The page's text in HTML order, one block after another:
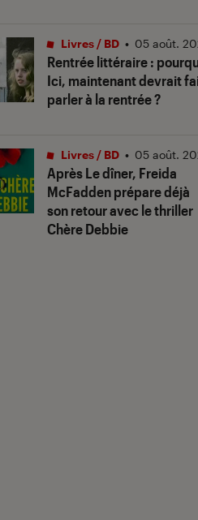
Rentrée littéraire :
Ici, maintenant devrait
parler à la rentrée ?
Livres / BD • 05 août.
AprèsLe dîner, Freida
McFadden prépare déjà
son retour avec le thriller
Chère Debbie
Livres / BD • 05 août.